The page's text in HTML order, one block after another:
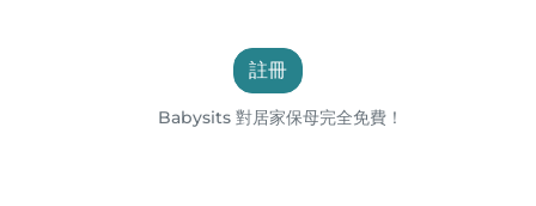
註冊
Babysits 對居家保母完全免費！